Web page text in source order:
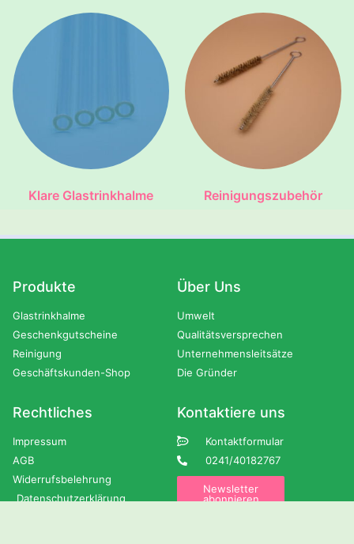
Klare Glastrinkhalme Reinigungszubehör
Produkte
Glastrinkhalme
Geschenkgutscheine
Reinigung
Geschäftskunden-Shop
Über Uns
Umwelt
Qualitätsversprechen
Unternehmensleitsätze
Die Gründer
Rechtliches
Impressum
AGB
Widerrufsbelehrung
Datenschutzerklärung
Kontaktiere uns
Kontaktformular
0241/40182767
Newsletter
abonnieren